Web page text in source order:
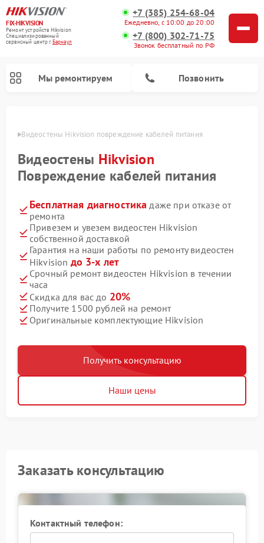
FIX-HIKVISION
Ремонт устройств Hikvision
Специализированный
cервисный центр г.Барнаул
+7 (385) 254-68-04
Ежедневно, с 10:00 до 20:00
+7 (800) 302-71-75
Звонок бесплатный по РФ
Мы ремонтируем Позвонить
Видеостены Hikvision повреждение кабелей питания
Видеостены Hikvision
Повреждение кабелей питания
Бесплатная диагностика даже при отказе от
ремонта
Привезем и увезем видеостен Hikvision
собственной доставкой
Гарантия на наши работы по ремонту видеостен
Hikvision до 3-х лет
Срочный ремонт видеостен Hikvision в течении
часа
Скидка для вас до 20%
Получите 1500 рублей на ремонт
Оригинальные комплектующие Hikvision
Получить консультацию
Наши цены
Заказать консультацию
Контактный телефон: